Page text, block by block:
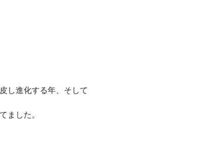
し進化する年、そして
ました。